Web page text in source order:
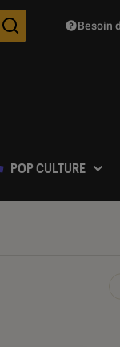
Des
Besoin
POP CULTURE